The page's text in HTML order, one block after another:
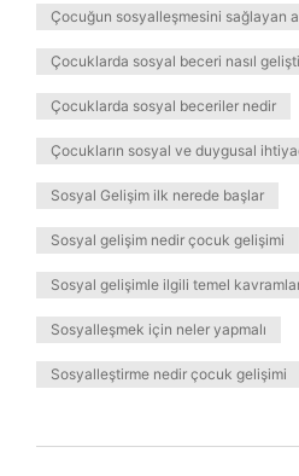
Çocuğun sosyalleşmesini sağlayan
Çocuklarda sosyal beceri nasıl
Çocuklarda sosyal beceriler nedir
Çocukların sosyal ve duygusal
Sosyal Gelişim ilk nerede başlar
Sosyal gelişim nedir çocuk gelişimi
Sosyal gelişimle ilgili temel
Sosyalleşmek için neler yapmalı
Sosyalleştirme nedir çocuk gelişimi